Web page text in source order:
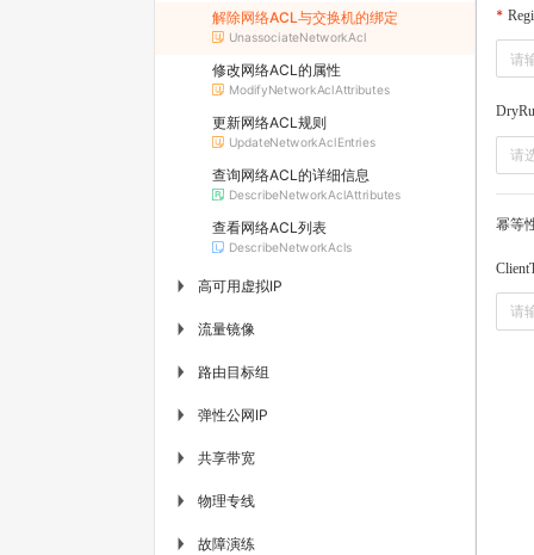
解除网络ACL与交换机的绑定
UnassociateNetworkAcl
修改网络ACL的属性
ModifyNetworkAclAttributes
更新网络ACL规则
UpdateNetworkAclEntries
查询网络ACL的详细信息
DescribeNetworkAclAttributes
查看网络ACL列表
DescribeNetworkAcls
▶ 高可用虚拟IP
▶ 流量镜像
▶ 路由目标组
▶ 弹性公网IP
▶ 共享带宽
▶ 物理专线
▶ 故障演练
请
幂等